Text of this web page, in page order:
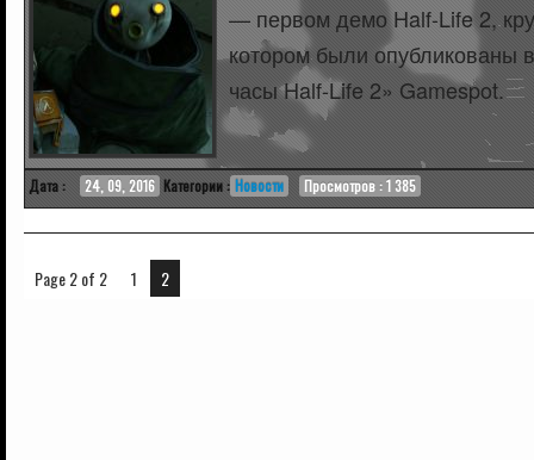
— первом демо Half-Life 2,
котором были опубликованы
часы Half-Life 2» Gamespot.
Дата : 24, 09, 2016 Категории : Новости Просмотров : 1 385
Page 2 of 2 1 2